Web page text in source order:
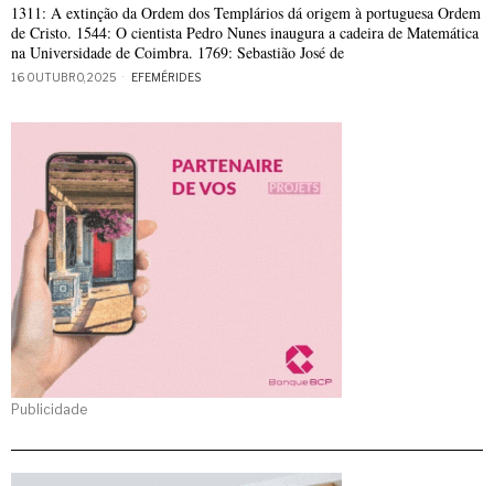
1311: A extinção da Ordem dos Templários dá origem à portuguesa Ordem
de Cristo. 1544: O cientista Pedro Nunes inaugura a cadeira de Matemática
na Universidade de Coimbra. 1769: Sebastião José de
16 OUTUBRO, 2025 EFEMÉRIDES
Publicidade